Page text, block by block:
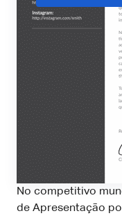
No competitivo
de Apresentação